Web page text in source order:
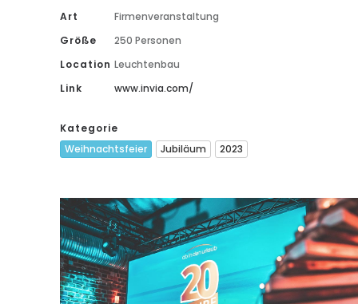
Art
Firmenveranstaltung
Größe
250 Personen
Location Leuchtenbau
Link
www.invia.com/
Kategorie
Weihnachtsfeier
Jubiläum 2023